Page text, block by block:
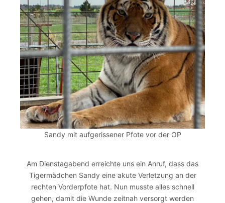
Sandy mit aufgerissener Pfote vor der OP
Am Dienstagabend erreichte uns ein Anruf, dass das
Tigermädchen Sandy eine akute Verletzung an der
rechten Vorderpfote hat. Nun musste alles schnell
gehen, damit die Wunde zeitnah versorgt werden